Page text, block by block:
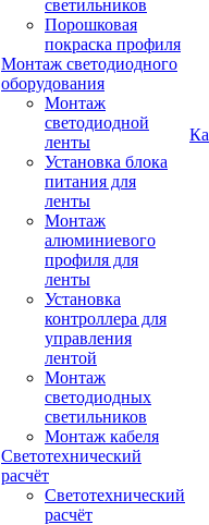
светильников
Порошковая
покраска профиля
Монтаж светодиодного
оборудования
Монтаж
светодиодной
ленты
Установка блока
питания для
ленты
Монтаж
алюминиевого
профиля для
ленты
Установка
контроллера для
управления
лентой
Монтаж
светодиодных
светильников
Монтаж кабеля
Светотехнический
расчёт
Светотехнический
расчёт